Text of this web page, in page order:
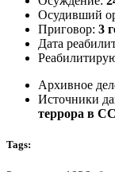
Осудивший
Приговор: 3
Дата
Архивное
Источники
террора в
Tags: